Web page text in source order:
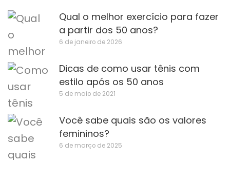
Qual o melhor exercício para fazer
a partir dos 50 anos?
6 de janeiro de 2026
Dicas de como usar tênis com
estilo após os 50 anos
5 de maio de 2021
Você sabe quais são os valores
femininos?
6 de março de 2025